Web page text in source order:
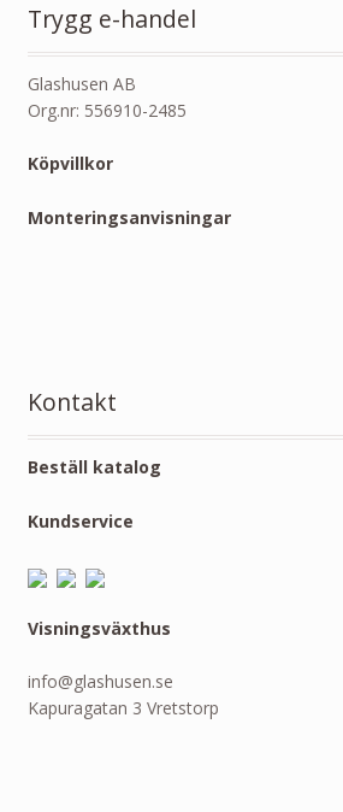
Trygg e-handel
Glashusen AB
Org.nr: 556910-2485
Köpvillkor
Monteringsanvisningar
Kontakt
Beställ katalog
Kundservice
Visningsväxthus
info@glashusen.se
Kapuragatan 3 Vretstorp